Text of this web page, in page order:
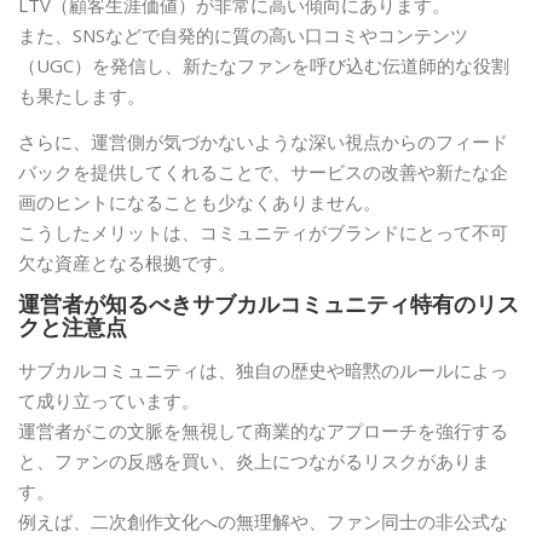
また、SNSなどで自発的に質の高い口コミやコンテンツ
（UGC）を発信し、新たなファンを呼び込む伝道師的な役割
も果たします。
さらに、運営側が気づかないような深い視点からのフィード
バックを提供してくれることで、サービスの改善や新たな企
画のヒントになることも少なくありません。
こうしたメリットは、コミュニティがブランドにとって不可
欠な資産となる根拠です。
運営者が知るべきサブカルコミュニティ特有のリス
クと注意点
サブカルコミュニティは、独自の歴史や暗黙のルールによっ
て成り立っています。
運営者がこの文脈を無視して商業的なアプローチを強行する
と、ファンの反感を買い、炎上につながるリスクがありま
す。
例えば、二次創作文化への無理解や、ファン同士の非公式な